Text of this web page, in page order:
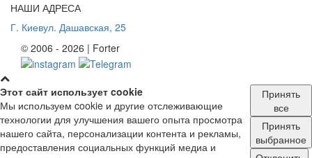
НАШИ АДРЕСА
Г. Киевул. Дашавская, 25
© 2006 - 2026 | Forter
Этот сайт использует cookie
Мы используем cookie и другие отслеживающие
технологии для улучшения вашего опыта просмотра
нашего сайта, персонализации контента и рекламы,
предоставления социальных функций медиа и
Принять
все
Принять
выбранное